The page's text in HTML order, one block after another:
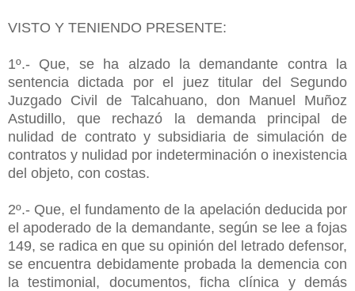
VISTO Y TENIENDO PRESENTE:
1º.- Que, se ha alzado la demandante contra la
sentencia dictada por el juez titular del Segundo
Juzgado Civil de Talcahuano, don Manuel Muñoz
Astudillo, que rechazó la demanda principal de
nulidad de contrato y subsidiaria de simulación de
contratos y nulidad por indeterminación o inexistencia
del objeto, con costas.
2º.- Que, el fundamento de la apelación deducida por
el apoderado de la demandante, según se lee a fojas
149, se radica en que su opinión del letrado defensor,
se encuentra debidamente probada la demencia con
la testimonial, documentos, ficha clínica y demás